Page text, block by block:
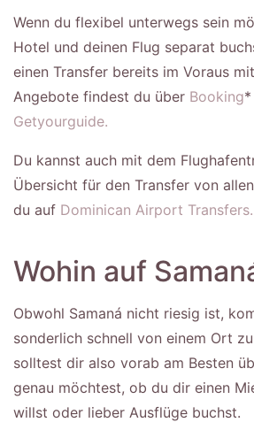
Wenn du flexibel unterwegs sein
Hotel und deinen Flug separat
einen Transfer bereits im Voraus
Angebote findest du über Booking*
Getyourguide.
Du kannst auch mit dem
Übersicht für den Transfer von
du auf Dominican Airport Transfers.
Wohin auf
Obwohl Samaná nicht riesig ist,
sonderlich schnell von einem Ort
solltest dir also vorab am Besten
genau möchtest, ob du dir einen
willst oder lieber Ausflüge buchst.